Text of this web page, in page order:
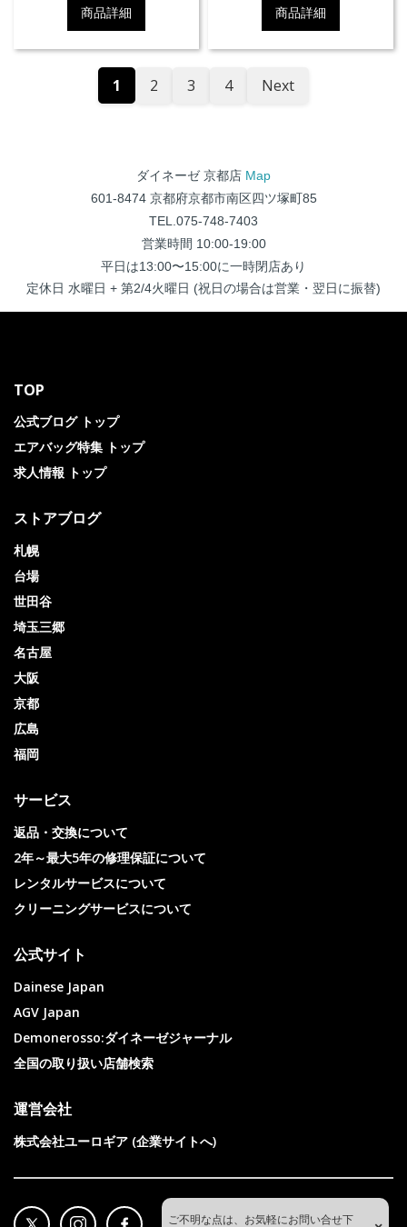
商品詳細 商品詳細
1 2 3 4 Next
ご不明な点は、お気軽にお問い合せ下
ダイネーゼ 京都店 Map
601-8474 京都府京都市南区四ツ塚町85
TEL.075-748-7403
営業時間 10:00-19:00
平日は13:00〜15:00に一時閉店あり
定休日 水曜日 + 第2/4火曜日 (祝日の場合は営業・翌日に振替)
TOP
公式ブログ トップ
エアバッグ特集 トップ
求人情報 トップ
ストアブログ
札幌
台場
世田谷
埼玉三郷
名古屋
大阪
京都
広島
福岡
サービス
返品・交換について
2年～最大5年の修理保証について
レンタルサービスについて
クリーニングサービスについて
公式サイト
Dainese Japan
AGV Japan
Demonerosso:ダイネーゼジャーナル
全国の取り扱い店舗検索
運営会社
株式会社ユーロギア (企業サイトへ)